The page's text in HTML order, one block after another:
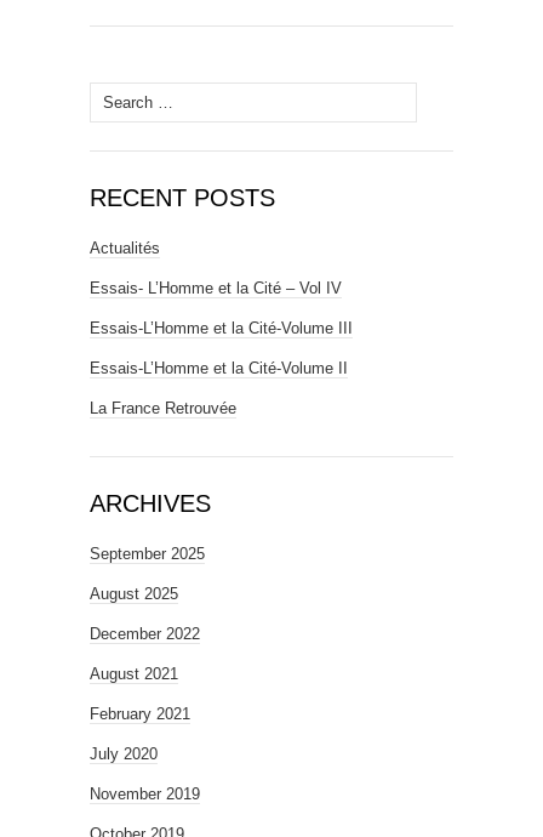
Search
for:
RECENT POSTS
Actualités
Essais- L’Homme et la Cité – Vol IV
Essais-L’Homme et la Cité-Volume III
Essais-L’Homme et la Cité-Volume II
La France Retrouvée
ARCHIVES
September 2025
August 2025
December 2022
August 2021
February 2021
July 2020
November 2019